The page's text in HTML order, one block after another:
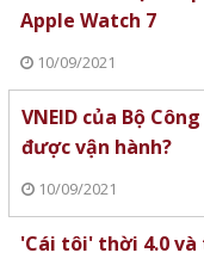
Apple Watch 7
10/09/2021
VNEID của Bộ
được vận hành?
10/09/2021
'Cái tôi' thời 4.0